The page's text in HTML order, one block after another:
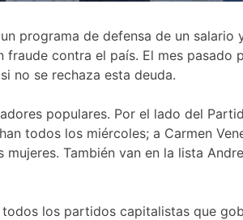
programa de defensa de un
fraude contra el país. El mes
no se rechaza esta deuda.
populares. Por el lado del
todos los miércoles; a Carmen
También van en la lista
los partidos capitalistas que